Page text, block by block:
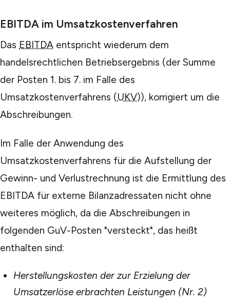
EBITDA im Umsatzkostenverfahren
Das EBITDA entspricht wiederum dem
handelsrechtlichen Betriebsergebnis (der Summe
der Posten 1. bis 7. im Falle des
Umsatzkostenverfahrens (UKV)), korrigiert um die
Abschreibungen.
Im Falle der Anwendung des
Umsatzkostenverfahrens für die Aufstellung der
Gewinn- und Verlustrechnung ist die Ermittlung des
EBITDA für externe Bilanzadressaten nicht ohne
weiteres möglich, da die Abschreibungen in
folgenden GuV-Posten "versteckt", das heißt
enthalten sind:
Herstellungskosten der zur Erzielung der
Umsatzerlöse erbrachten Leistungen (Nr. 2)